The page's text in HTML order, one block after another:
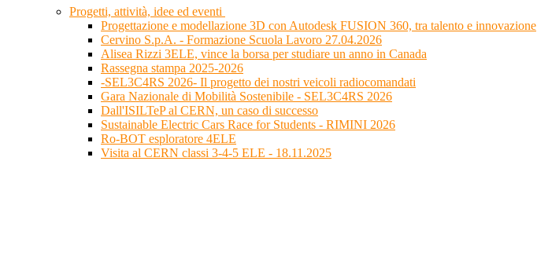
Progetti, attività, idee ed eventi
Progettazione e modellazione 3D con Autodesk FUSION 360, tra talento e innovazione
Cervino S.p.A. - Formazione Scuola Lavoro 27.04.2026
Alisea Rizzi 3ELE, vince la borsa per studiare un anno in Canada
Rassegna stampa 2025-2026
-SEL3C4RS 2026- Il progetto dei nostri veicoli radiocomandati
Gara Nazionale di Mobilità Sostenibile - SEL3C4RS 2026
Dall'ISILTeP al CERN, un caso di successo
Sustainable Electric Cars Race for Students - RIMINI 2026
Ro-BOT esploratore 4ELE
Visita al CERN classi 3-4-5 ELE - 18.11.2025